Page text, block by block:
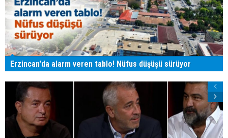
Erzincan'da alarm veren tablo! Nüfus düşüşü sürüyor